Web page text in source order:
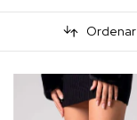
Ordenar